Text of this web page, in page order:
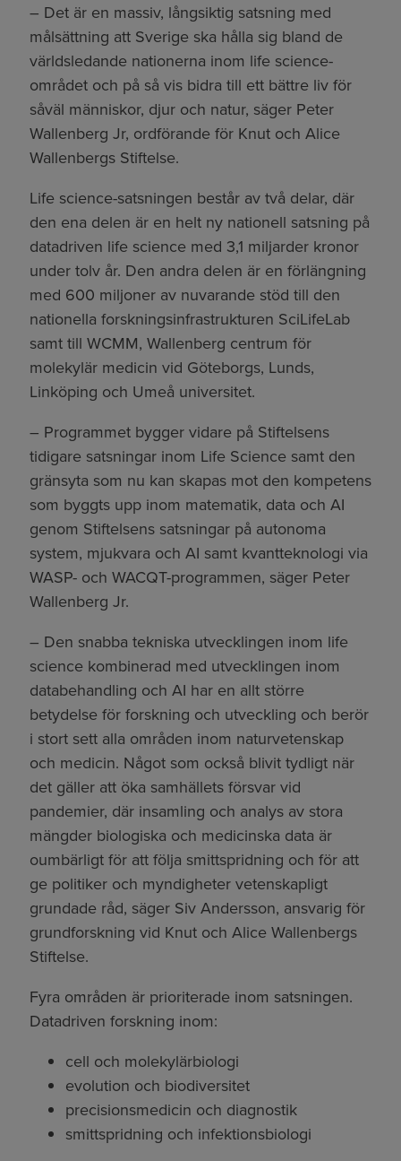
– Det är en massiv, långsiktig satsning med
målsättning att Sverige ska hålla sig bland de
världsledande nationerna inom life science-
området och på så vis bidra till ett bättre liv för
såväl människor, djur och natur, säger Peter
Wallenberg Jr, ordförande för Knut och Alice
Wallenbergs Stiftelse.
Life science-satsningen består av två delar, där
den ena delen är en helt ny nationell satsning på
datadriven life science med 3,1 miljarder kronor
under tolv år. Den andra delen är en förlängning
med 600 miljoner av nuvarande stöd till den
nationella forskningsinfrastrukturen SciLifeLab
samt till WCMM, Wallenberg centrum för
molekylär medicin vid Göteborgs, Lunds,
Linköping och Umeå universitet.
– Programmet bygger vidare på Stiftelsens
tidigare satsningar inom Life Science samt den
gränsyta som nu kan skapas mot den kompetens
som byggts upp inom matematik, data och AI
genom Stiftelsens satsningar på autonoma
system, mjukvara och AI samt kvantteknologi via
WASP- och WACQT-programmen, säger Peter
Wallenberg Jr.
– Den snabba tekniska utvecklingen inom life
science kombinerad med utvecklingen inom
databehandling och AI har en allt större
betydelse för forskning och utveckling och berör
i stort sett alla områden inom naturvetenskap
och medicin. Något som också blivit tydligt när
det gäller att öka samhällets försvar vid
pandemier, där insamling och analys av stora
mängder biologiska och medicinska data är
oumbärligt för att följa smittspridning och för att
ge politiker och myndigheter vetenskapligt
grundade råd, säger Siv Andersson, ansvarig för
grundforskning vid Knut och Alice Wallenbergs
Stiftelse.
Fyra områden är prioriterade inom satsningen.
Datadriven forskning inom:
cell och molekylärbiologi
evolution och biodiversitet
precisionsmedicin och diagnostik
smittspridning och infektionsbiologi